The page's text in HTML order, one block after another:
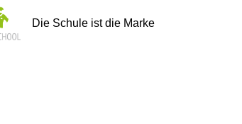
Die Schule ist die Marke